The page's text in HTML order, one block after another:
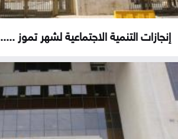
إنجازات التنمية الاجتماعية لشهر تموز .....